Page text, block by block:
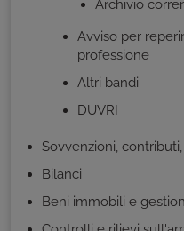
Archivio
Avviso per
professione
Altri bandi
DUVRI
Sovvenzioni,
Bilanci
Beni immobili e